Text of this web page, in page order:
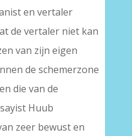
en vertaler
de vertaler niet kan
van zijn eigen
de schemerzone
die van de
Huub
zeer bewust en